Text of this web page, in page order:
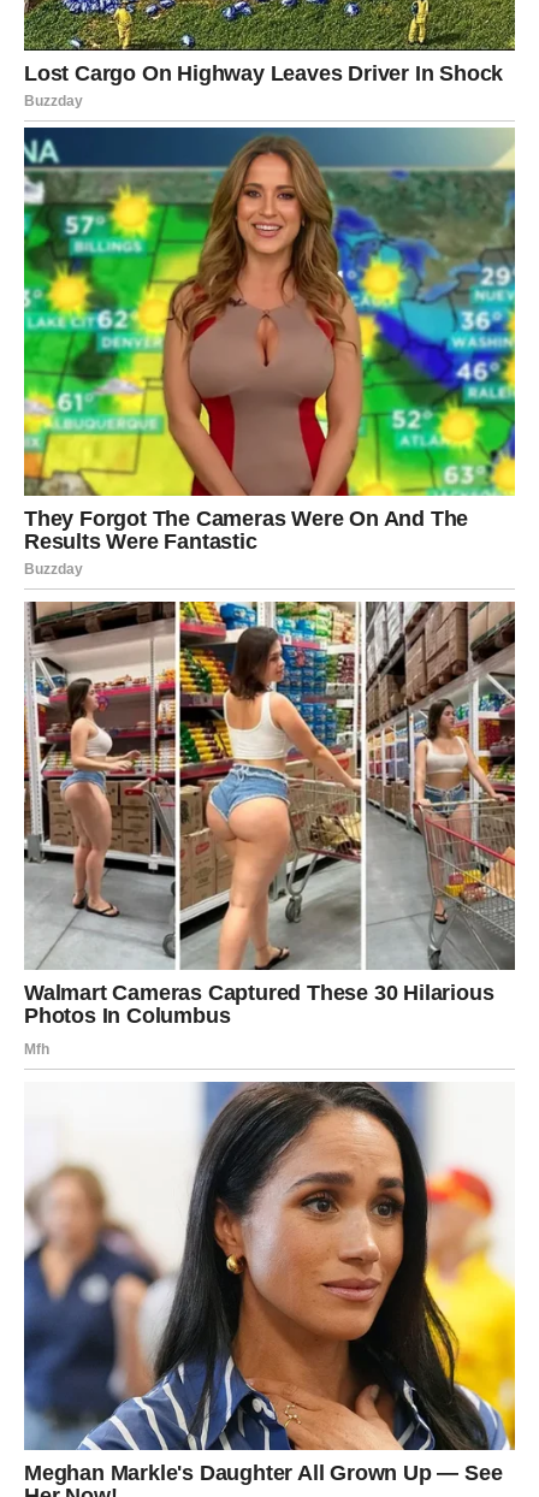
Prvi korak je provjeriti vlažnost supstrata; ako je gornji sloj
suho, to je znak da je vrijeme za zalijevanje. Također, orhideje
bolje reaguju na zalijevanje pod tušem ili u sudoperi, gdje mogu
dobro iscijediti vodu. Pored toga, potrebno je osigurati dobru
drenažu kako bi se spriječila stagnacija vode. Redovno
obrezivanje oštećenih ili osušenih dijelova biljke takođe može
poboljšati njen rast i zdravlje. Svaka orhideja je jedinstvena, i
stoga je prilagodba njege potrebama svake pojedinačne biljke
ključ za uspjeh.
Uzgoj orhideja može biti izuzetno ispunjavajuće iskustvo, a
one će vam uzvratiti svojom ljepotom i elegancijom. Dok se
sjećamo tragičnog gubitka Muje Hodžića, važno je da se
okružimo stvarima koje nas ispunjavaju radošću, bilo to kroz
muziku ili uzgoj biljaka. Uzimanje vremena za njegu biljaka
može biti terapeutsko, pružajući nam priliku za opuštanje i
refleksiju, a istovremeno i priliku za stvaranje nečega lijepog.
Na taj način, možemo pronaći mir i radost čak i u najtežim
vremenima.